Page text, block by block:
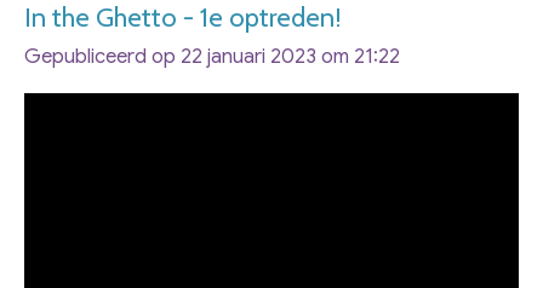
hoofdinhoud
In the Ghetto - 1e optreden!
Gepubliceerd op 22 januari 2023 om 21:22